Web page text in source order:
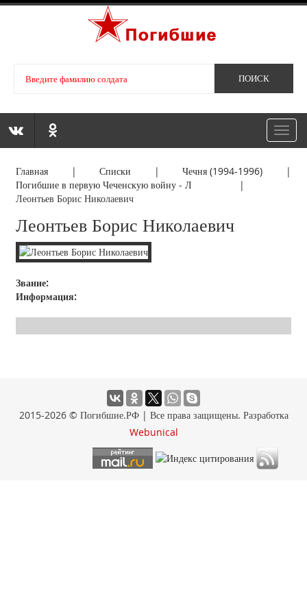
Главная |Списки |Чечня (1994-1996) |
Погибшие в первую Чеченскую войну - Л |
Леонтьев Борис Николаевич
Леонтьев Борис Николаевич
Звание:
Информация:
2015-2026 © Погибшие.РФ | Все права защищены. Разработка
Webunical